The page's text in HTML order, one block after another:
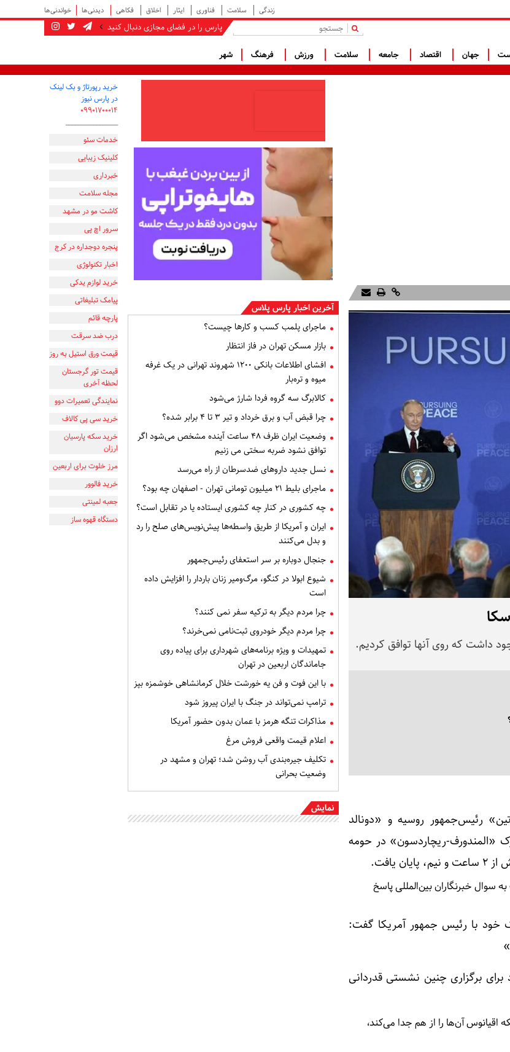
زندگی سلامت فناوری ایثار اخلاق فکاهی دیدنی‌ها خواندنی‌ها
پارس را در فضای مجازی دنبال کنید |
جهان اقتصاد جامعه سلامت ورزش فرهنگ شهر
داشت که روی آنها توافق کردیم.
رئیس‌جمهور روسیه و «دونالد
«المندورف-ریچاردسون» در حومه
به سوال خبرنگاران بین‌المللی پاسخ
با رئیس جمهور آمریکا گفت:
برای برگزاری چنین نشستی قدردانی
اقیانوس آن‌ها را از هم جدا می‌کند،
آخرین اخبار پارس پلاس
ماجرای پلمب کسب و کارها چیست؟
بازار مسکن تهران در فاز انتظار
افشای اطلاعات بانکی ۱۲۰۰ شهروند تهرانی در یک غرفه
میوه و تره‌بار
کالابرگ سه گروه فردا شارژ می‌شود
چرا قبض آب و برق خرداد و تیر ۳ تا ۴ برابر شده؟
وضعیت ایران ظرف ۴۸ ساعت آینده مشخص می‌شود اگر
توافق نشود ضربه سختی می زنیم
نسل جدید داروهای ضدسرطان از راه می‌رسد
ماجرای بلیط ۲۱ میلیون تومانی تهران - اصفهان چه بود؟
چه کشوری در کنار چه کشوری ایستاده یا در تقابل است؟
ایران و آمریکا از طریق واسطه‌ها پیش‌نویس‌های صلح را رد
و بدل می‌کنند
جنجال دوباره بر سر استعفای رئیس‌جمهور
شیوع ابولا در کنگو، مرگ‌ومیر زنان باردار را افزایش داده
است
چرا مردم دیگر به ترکیه سفر نمی کنند؟
چرا مردم دیگر خودروی ثبت‌نامی نمی‌خرند؟
تمهیدات و ویژه برنامه‌های شهرداری برای پیاده روی
جاماندگان اربعین در تهران
با این فوت و فن یه خورشت خلال کرمانشاهی خوشمزه بپز
ترامپ نمی‌تواند در جنگ با ایران پیروز شود
مذاکرات تنگه هرمز با عمان بدون حضور آمریکا
اعلام قیمت واقعی فروش مرغ
تکلیف جیره‌بندی آب روشن شد؛ تهران و مشهد در
وضعیت بحرانی
نمایش
خرید رپورتاژ و بک لینک
در پارس نیوز
۰۹۹۰۱۷۰۰۰۱۴
_________________
خدمات سئو
کلینیک زیبایی
خبرداری
مجله سلامت
کاشت مو در مشهد
سرور اچ پی
پنجره دوجداره در کرج
اخبار تکنولوژی
خرید لوازم یدکی
پیامک تبلیغاتی
پارچه قائم
درب ضد سرقت
قیمت ورق استیل به روز
قیمت تور گرجستان
لحظه آخری
نمایندگی تعمیرات دوو
خرید سی پی کالاف
خرید سکه پارسیان
ارزان
مرز خلوت برای اربعین
خرید فالوور
جعبه لمینتی
دستگاه قهوه ساز